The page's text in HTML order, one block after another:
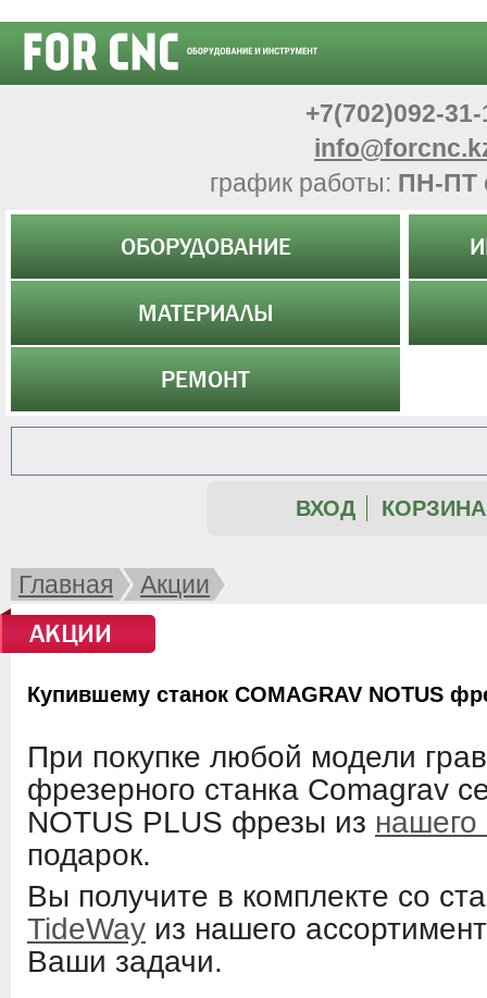
+7(702)092-31-
график работы: ПН-ПТ
ОБОРУДОВАНИЕ
МАТЕРИАЛЫ
РЕМОНТ
ВХОД КОРЗИНА
Главная Акции
АКЦИИ
Купившему станок COMAGRAV NOTUS
При покупке любой модели
фрезерного станка Comagrav
NOTUS PLUS фрезы из нашего
подарок.
Вы получите в комплекте со
TideWay из нашего
Ваши задачи.